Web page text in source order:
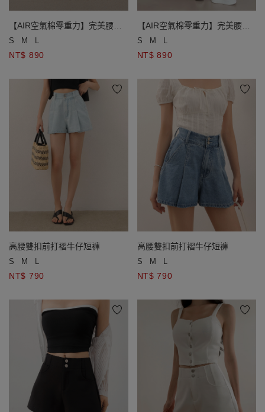
【AIR空氣棉零重力】完美腰線
DNA雙扣開衩直筒長裙
S M L
NT$ 890
【AIR空氣棉零重力】完美腰線
DNA雙扣開衩直筒長裙
S M L
NT$ 890
高腰雙扣前打褶牛仔短褲
S M L
NT$ 790
高腰雙扣前打褶牛仔短褲
S M L
NT$ 790